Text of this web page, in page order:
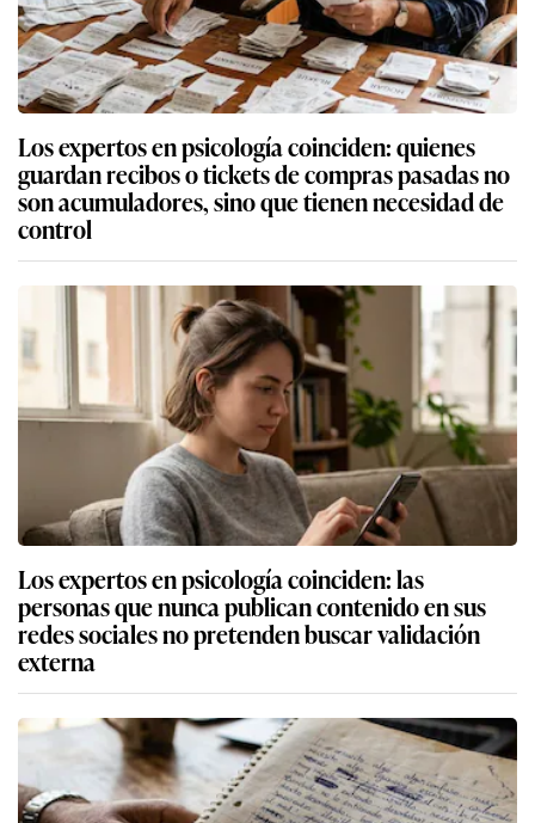
Los expertos en psicología coinciden: quienes
guardan recibos o tickets de compras pasadas no
son acumuladores, sino que tienen necesidad de
control
Los expertos en psicología coinciden: las
personas que nunca publican contenido en sus
redes sociales no pretenden buscar validación
externa